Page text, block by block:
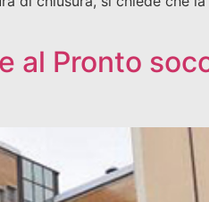
al Pronto